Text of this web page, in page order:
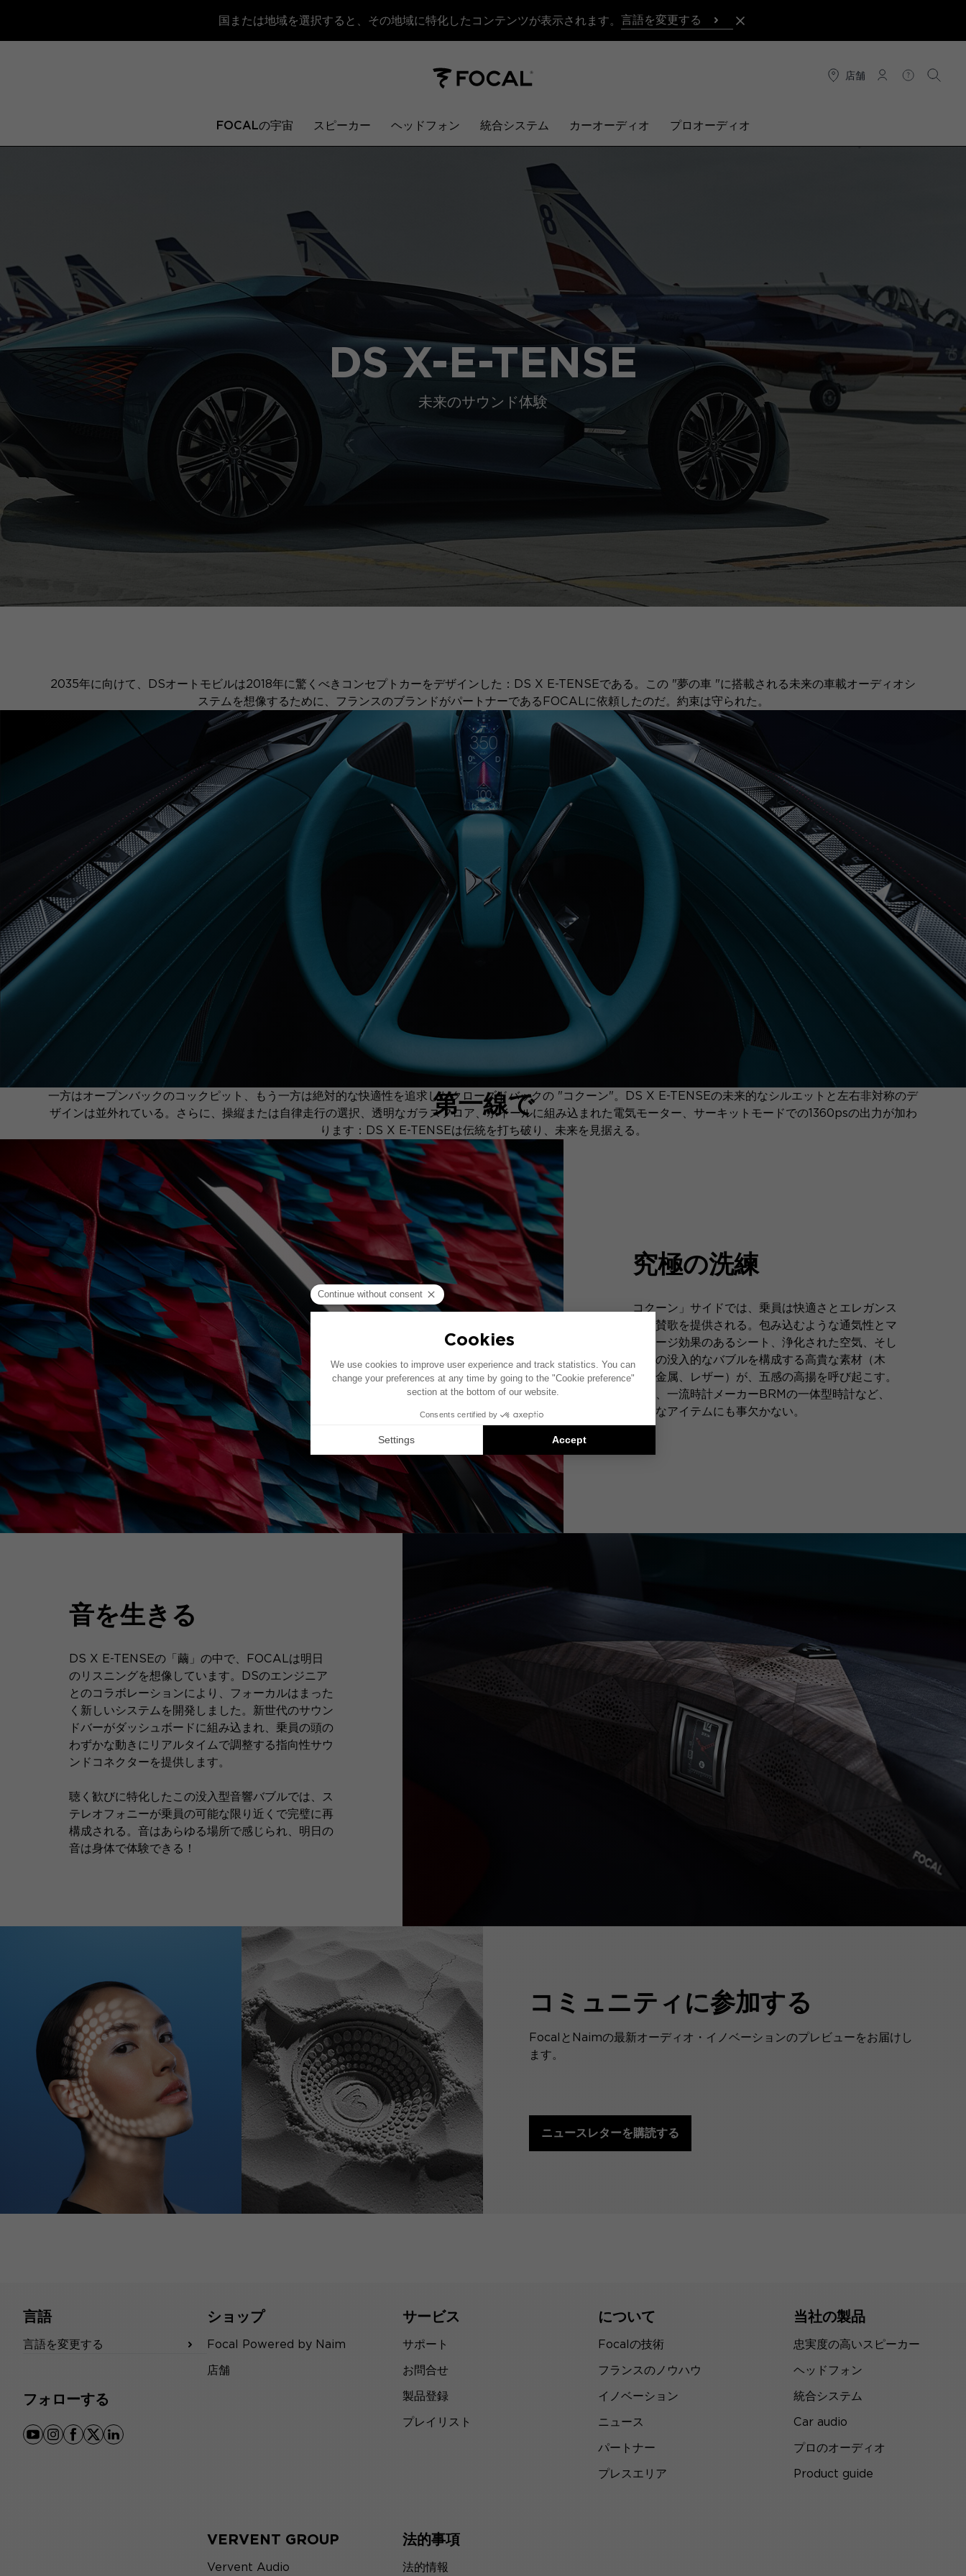
国または地域を選択すると、その地域に特化したコンテンツが表示されます。 言語を変更する
店舗
接続 ヘルプ検索
FOCALの宇宙 スピーカー ヘッドフォン 統合システム カーオーディオ プロオーディオ
DS X-E-TENSE
未来のサウンド体験
2035年に向けて、DSオートモビルは2018年に驚くべきコンセプトカーをデザインした：DS X E-TENSEである。この "夢の車 "に搭載される未来の車載オーディオシ
ステムを想像するために、フランスのブランドがパートナーであるFOCALに依頼したのだ。約束は守られた。
第一線で
一方はオープンバックのコックピット、もう一方は絶対的な快適性を追求したクローズドバックの "コクーン"。DS X E-TENSEの未来的なシルエットと左右非対称のデ
ザインは並外れている。さらに、操縦または自律走行の選択、透明なガラスフロア、ホイールに組み込まれた電気モーター、サーキットモードでの1360psの出力が加わ
ります：DS X E-TENSEは伝統を打ち破り、未来を見据える。
究極の洗練
コクーン」サイドでは、乗員は快適さとエレガンス
への賛歌を提供される。包み込むような通気性とマ
ッサージ効果のあるシート、浄化された空気、そし
てこの没入的なバブルを構成する高貴な素材（木
材、金属、レザー）が、五感の高揚を呼び起こす。
また、一流時計メーカーBRMの一体型時計など、
贅沢なアイテムにも事欠かない。
音を生きる
DS X E-TENSEの「繭」の中で、FOCALは明日
のリスニングを想像しています。DSのエンジニア
とのコラボレーションにより、フォーカルはまった
く新しいシステムを開発しました。新世代のサウン
ドバーがダッシュボードに組み込まれ、乗員の頭の
わずかな動きにリアルタイムで調整する指向性サウ
ンドコネクターを提供します。
聴く歓びに特化したこの没入型音響バブルでは、ス
テレオフォニーが乗員の可能な限り近くで完璧に再
構成される。音はあらゆる場所で感じられ、明日の
音は身体で体験できる！
コミュニティに参加する
FocalとNaimの最新オーディオ・イノベーションのプレビューをお届けし
ます。
ニュースレターを購読する
言語
言語を変更する
フォローする
youtube
instagram
facebook
x linkedin
ショップ
Focal Powered by Naim
店舗
サービス
サポート
お問合せ
製品登録
プレイリスト
について
Focalの技術
フランスのノウハウ
イノベーション
ニュース
パートナー
プレスエリア
当社の製品
忠実度の高いスピーカー
ヘッドフォン
統合システム
Car audio
プロのオーディオ
Product guide
VERVENT GROUP
Vervent Audio
法的事項
法的情報